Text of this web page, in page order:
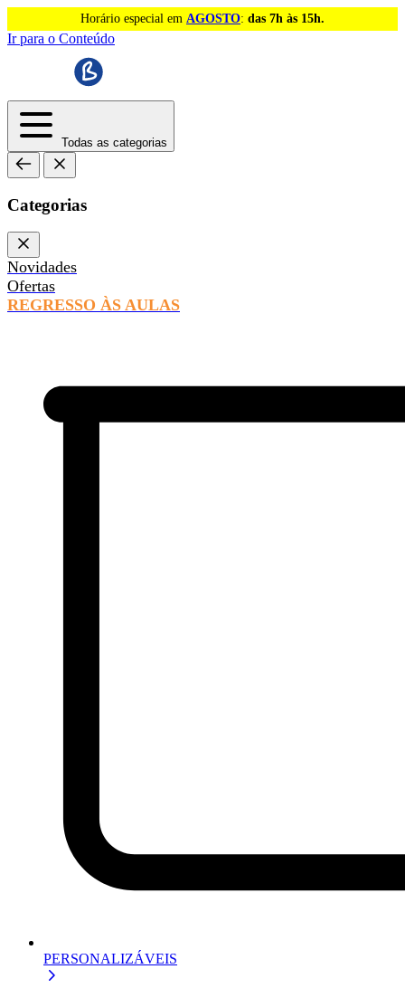
Horário especial em AGOSTO: das 7h às 15h.
Ir para o Conteúdo
Todas as categorias
Categorias
Novidades
Ofertas
REGRESSO ÀS AULAS
PERSONALIZÁVEIS